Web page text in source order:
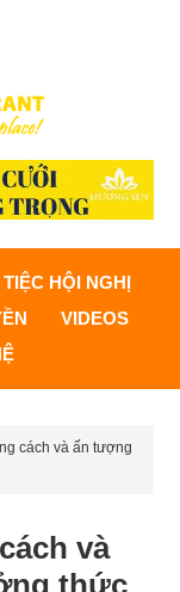
TIỆC HỘI NGHỊ
VIDEOS
cách và ấn tượng
và
thức